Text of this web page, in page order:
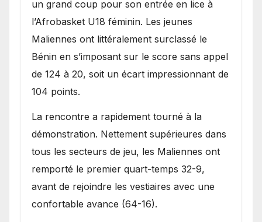
un grand coup pour son entrée en lice à
l’Afrobasket U18 féminin. Les jeunes
Maliennes ont littéralement surclassé le
Bénin en s’imposant sur le score sans appel
de 124 à 20, soit un écart impressionnant de
104 points.
La rencontre a rapidement tourné à la
démonstration. Nettement supérieures dans
tous les secteurs de jeu, les Maliennes ont
remporté le premier quart-temps 32-9,
avant de rejoindre les vestiaires avec une
confortable avance (64-16).